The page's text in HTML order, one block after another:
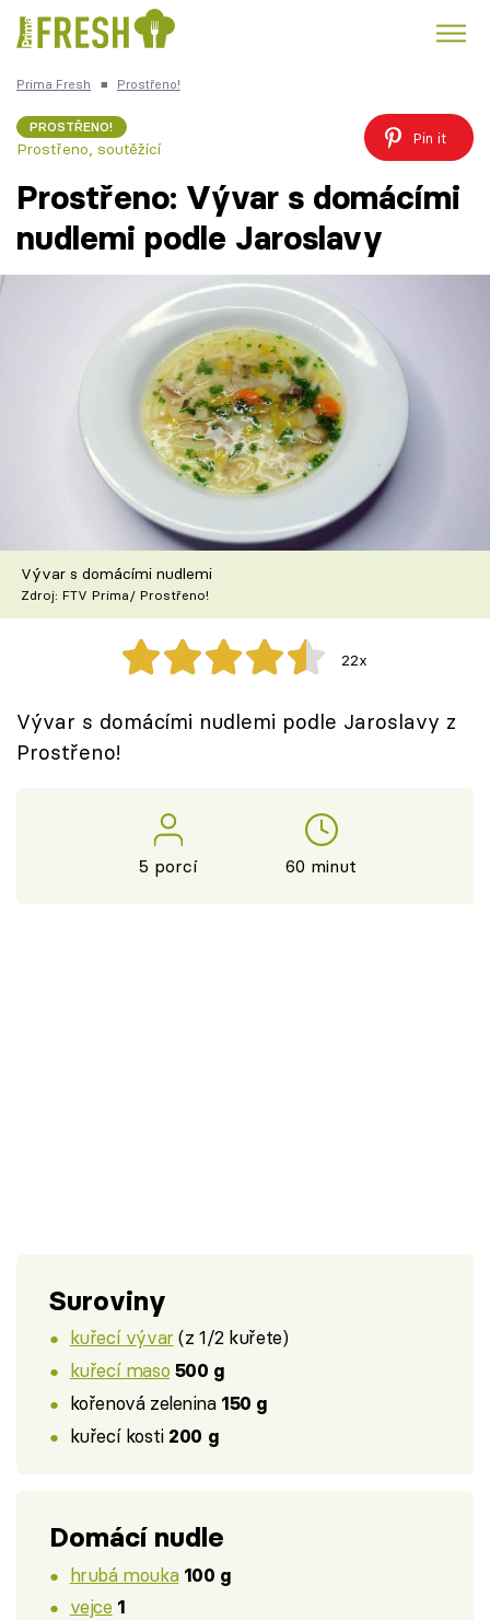
Česká kuchyně
TV Program
Škola vaření
Recepty z TV
Speciál: Cuketa
Těhotnej kuchař
Sledujte prima+
Prima Fresh ■ Prostřeno!
PROSTŘENO!
Prostřeno, soutěžící
Pin it
Prostřeno: Vývar s domácími
nudlemi podle Jaroslavy
Vývar s domácími nudlemi
Zdroj: FTV Prima/ Prostřeno!
22x
Vývar s domácími nudlemi podle Jaroslavy z
Prostřeno!
5 porcí 60 minut
Suroviny
kuřecí vývar(z 1/2 kuřete)
kuřecí maso 500 g
kořenová zelenina 150 g
kuřecí kosti 200 g
Domácí nudle
hrubá mouka 100 g
vejce 1